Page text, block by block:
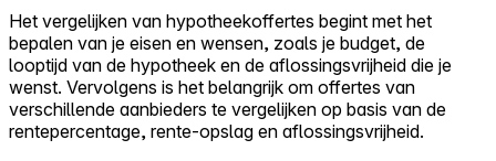
Het vergelijken van hypotheekoffertes begint met het
bepalen van je eisen en wensen, zoals je budget, de
looptijd van de hypotheek en de aflossingsvrijheid die je
wenst. Vervolgens is het belangrijk om offertes van
verschillende aanbieders te vergelijken op basis van de
rentepercentage, rente-opslag en aflossingsvrijheid.